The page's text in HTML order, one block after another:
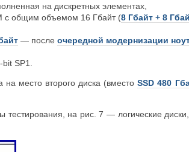
на дискретных элементах,
с общим объемом 16 Гбайт (8 Гбайт + 8
— послеочередной модернизации
SP1.
на место второго диска (вместоSSD 480
на рис. 7 — логические